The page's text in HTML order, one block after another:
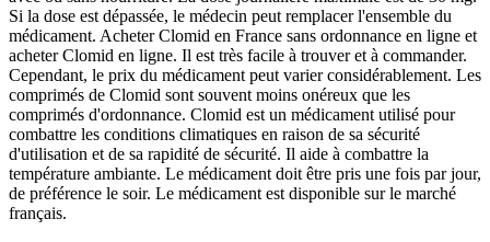
Si la dose est dépassée, le médecin peut remplacer l'ensemble du
médicament. Acheter Clomid en France sans ordonnance en ligne et
acheter Clomid en ligne. Il est très facile à trouver et à commander.
Cependant, le prix du médicament peut varier considérablement. Les
comprimés de Clomid sont souvent moins onéreux que les
comprimés d'ordonnance. Clomid est un médicament utilisé pour
combattre les conditions climatiques en raison de sa sécurité
d'utilisation et de sa rapidité de sécurité. Il aide à combattre la
température ambiante. Le médicament doit être pris une fois par jour,
de préférence le soir. Le médicament est disponible sur le marché
français.